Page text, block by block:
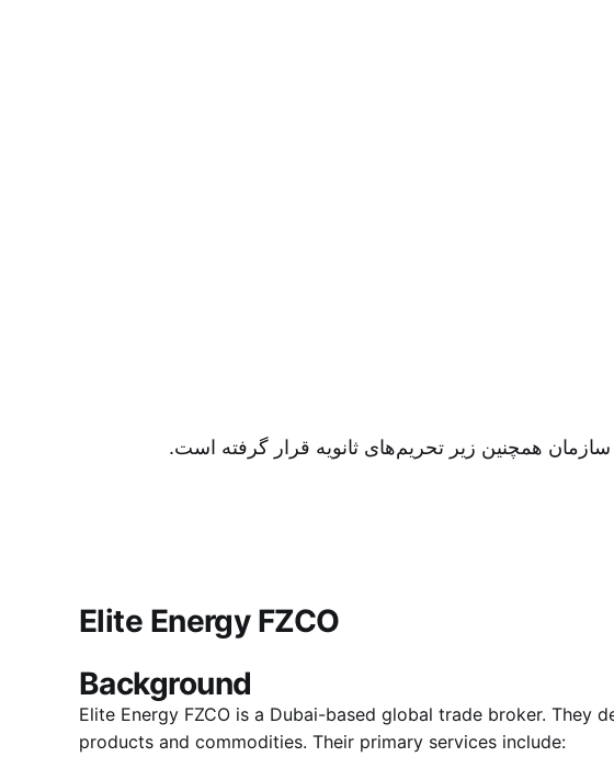
همچنین زیر تحریم‌های ثانویه قرار گرفته است.
Elite Energy FZCO
Background
Elite Energy FZCO is a Dubai-based global trade broker.
products and commodities. Their primary services include: